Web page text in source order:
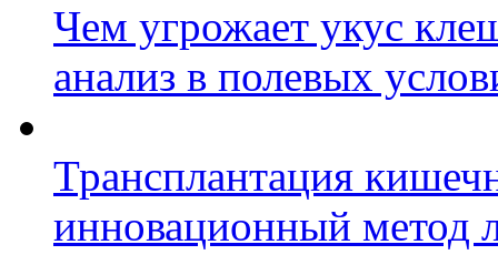
Чем угрожает укус
анализ в полевых
Трансплантация
инновационный метод